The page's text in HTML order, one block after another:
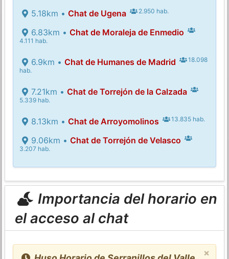
5.18km • Chat de Ugena 2.950 hab.
6.83km • Chat de Moraleja de Enmedio
4.111 hab.
6.9km • Chat de Humanes de Madrid
18.098
hab.
7.21km • Chat de Torrejón de la Calzada
5.339 hab.
8.13km • Chat de Arroyomolinos 13.835 hab.
9.06km • Chat de Torrejón de Velasco
3.207 hab.
Importancia del horario en
el acceso al chat
×